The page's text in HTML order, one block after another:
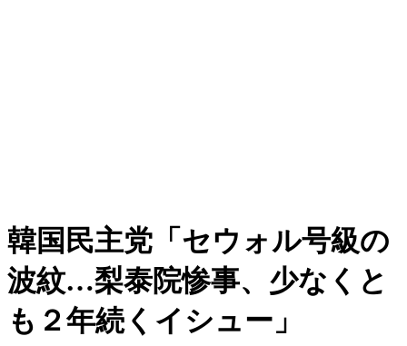
韓国民主党「セウォル号級の
波紋…梨泰院惨事、少なくと
も２年続くイシュー」